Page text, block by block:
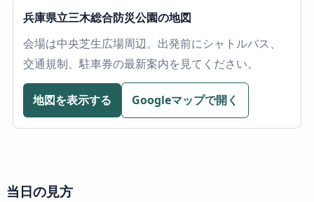
兵庫県立三木総合防災公園の地図
会場は中央芝生広場周辺。出発前にシャトルバス、
交通規制、駐車券の最新案内を見てください。
地図を表示する Googleマップで開く
当日の見方